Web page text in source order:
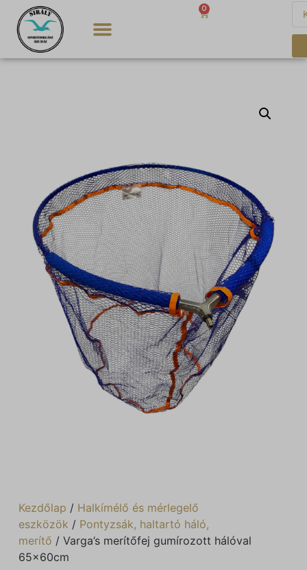
Ft 0
Kezdőlap / Halkímélő és mérlegelő
eszközök / Pontyzsák, haltartó háló,
merítő / Varga’s merítőfej gumírozott hálóval
65x60cm